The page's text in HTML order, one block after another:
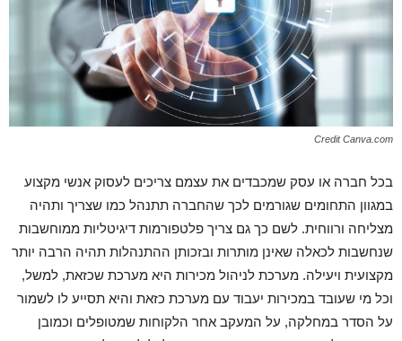
Credit Canva.com
בכל חברה או עסק שמכבדים את עצמם צריכים לעסוק אנשי מקצוע
במגוון התחומים שגורמים לכך שהחברה תתנהל כמו שצריך ותהיה
מצליחה ורווחית. לשם כך גם צריך פלטפורמות דיגיטליות ממוחשבות
שנחשבות לכאלה שאינן מותרות ובזכותן ההתנהלות תהיה הרבה יותר
מקצועית ויעילה. מערכת לניהול מכירות היא מערכת שכזאת, למשל,
וכל מי שעובד במכירות יעבוד עם מערכת כזאת והיא תסייע לו לשמור
על הסדר במחלקה, על המעקב אחר הלקוחות שמטופלים וכמובן